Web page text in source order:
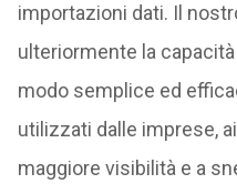
importazioni dati. Il
ulteriormente la
modo semplice ed
utilizzati dalle imprese,
maggiore visibilità e a